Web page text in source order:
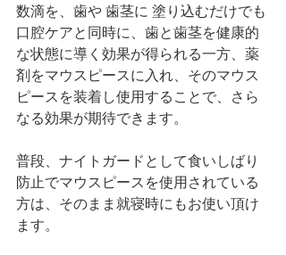
数滴を、歯や 歯茎に 塗り込むだけでも
口腔ケアと同時に、歯と歯茎を健康的
な状態に導く効果が得られる一方、薬
剤をマウスピースに入れ、そのマウス
ピースを装着し使用することで、さら
なる効果が期待できます。
普段、ナイトガードとして食いしばり
防止でマウスピースを使用されている
方は、そのまま就寝時にもお使い頂け
ます。